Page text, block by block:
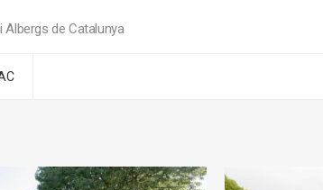
de Catalunya